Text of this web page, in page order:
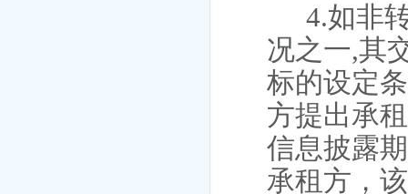
4.如非
况之一,其
标的设定
方提出承
信息披露
承租方，